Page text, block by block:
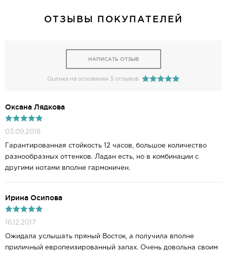
ОТЗЫВЫ ПОКУПАТЕЛЕЙ
НАПИСАТЬ ОТЗЫВ
Оценка на основании 3 отзывов
Оксана Лядкова
03.09.2018
Гарантированная стойкость 12 часов, большое количество
разнообразных оттенков. Ладан есть, но в комбинации с
другими нотами вполне гармоничен.
Ирина Осипова
16.12.2017
Ожидала услышать пряный Восток, а получила вполне
приличный европеизированный запах. Очень довольна своим